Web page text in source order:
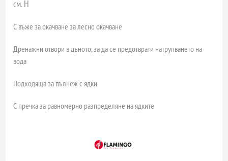
см. H
С въже за окачване за лесно окачване
Дренажни отвори в дъното, за да се предотврати натрупването на
вода
Подходяща за пълнеж с ядки
С пречка за равномерно разпределяне на ядките